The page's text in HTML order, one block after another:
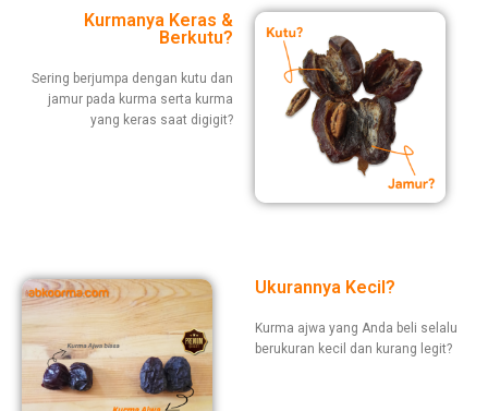
Kurmanya Keras &
Berkutu?
Sering berjumpa dengan kutu dan
jamur pada kurma serta kurma
yang keras saat digigit?
Ukurannya Kecil?
Kurma ajwa yang Anda beli selalu
berukuran kecil dan kurang legit?